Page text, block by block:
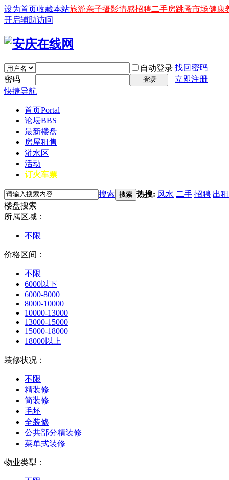
设为首页收藏本站旅游亲子摄影情感招聘二手房跳蚤市场健康
开启辅助访问
自动登录 找回密码
密码
登录
立即注册
快捷导航
首页Portal
论坛BBS
最新楼盘
房屋租售
灌水区
活动
订火车票
搜索 搜索 热搜: 风水 二手 招聘 出租
楼盘搜索
所属区域：
不限
价格区间：
不限
6000以下
6000-8000
8000-10000
10000-13000
13000-15000
15000-18000
18000以上
装修状况：
不限
精装修
简装修
毛坯
全装修
公共部分精装修
菜单式装修
物业类型：